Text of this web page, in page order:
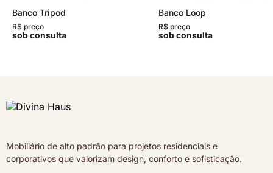
Banco Tripod
R$ preço
sob consulta
Banco Loop
R$ preço
sob consulta
Mobiliário de alto padrão para projetos residenciais e
corporativos que valorizam design, conforto e sofisticação.